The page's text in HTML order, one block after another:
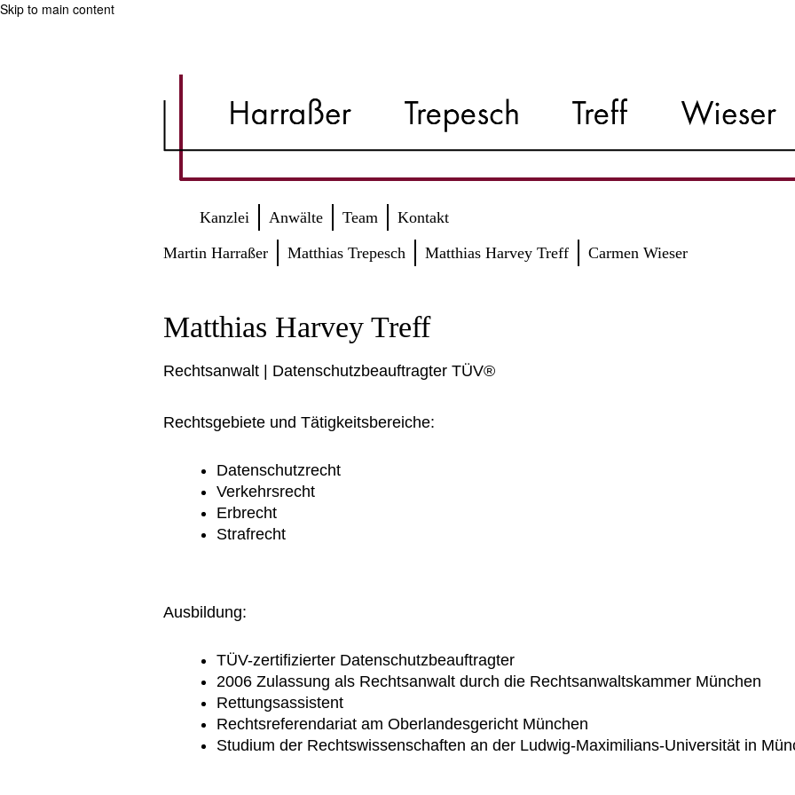
Skip to main content
Kanzlei
Anwälte
Martin Harraßer
Matthias Trepesch Matthias Harvey Treff Carmen Wieser
Team Kontakt
Matthias Harvey Treff
Rechtsanwalt | Datenschutzbeauftragter TÜV®
Rechtsgebiete und Tätigkeitsbereiche:
Datenschutzrecht
Verkehrsrecht
Erbrecht
Strafrecht
Ausbildung:
TÜV-zertifizierter Datenschutzbeauftragter
2006 Zulassung als Rechtsanwalt durch die Rechtsanwaltskammer München
Rettungsassistent
Rechtsreferendariat am Oberlandesgericht München
Studium der Rechtswissenschaften an der Ludwig-Maximilians-Universität in